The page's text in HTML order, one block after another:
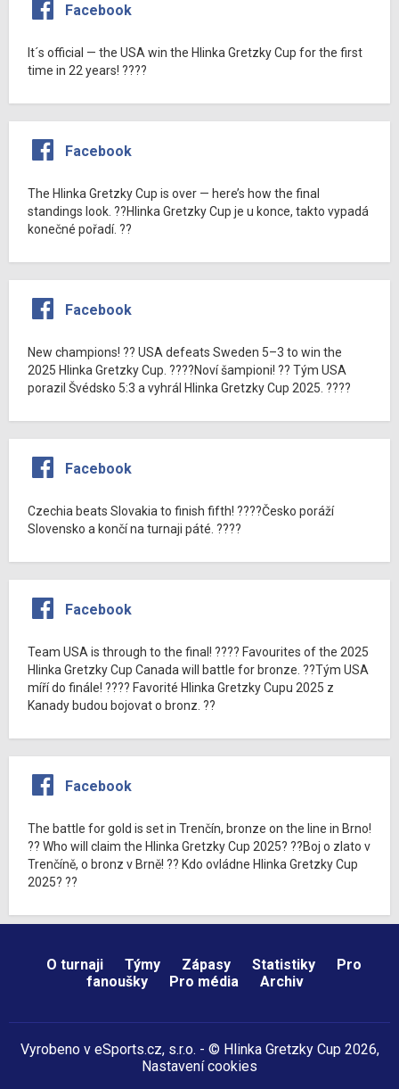
Facebook
It´s official — the USA win the Hlinka Gretzky Cup for the first
time in 22 years! ????
Facebook
The Hlinka Gretzky Cup is over — here’s how the final
standings look. ??Hlinka Gretzky Cup je u konce, takto vypadá
konečné pořadí. ??
Facebook
New champions! ?? USA defeats Sweden 5–3 to win the
2025 Hlinka Gretzky Cup. ????Noví šampioni! ?? Tým USA
porazil Švédsko 5:3 a vyhrál Hlinka Gretzky Cup 2025. ????
Facebook
Czechia beats Slovakia to finish fifth! ????Česko poráží
Slovensko a končí na turnaji páté. ????
Facebook
Team USA is through to the final! ???? Favourites of the 2025
Hlinka Gretzky Cup Canada will battle for bronze. ??Tým USA
míří do finále! ???? Favorité Hlinka Gretzky Cupu 2025 z
Kanady budou bojovat o bronz. ??
Facebook
The battle for gold is set in Trenčín, bronze on the line in Brno!
?? Who will claim the Hlinka Gretzky Cup 2025? ??Boj o zlato v
Trenčíně, o bronz v Brně! ?? Kdo ovládne Hlinka Gretzky Cup
2025? ??
O turnaji Týmy Zápasy Statistiky
Pro
fanoušky
Pro média Archiv
Vyrobeno v eSports.cz, s.r.o. - © Hlinka Gretzky Cup 2026,
Nastavení cookies